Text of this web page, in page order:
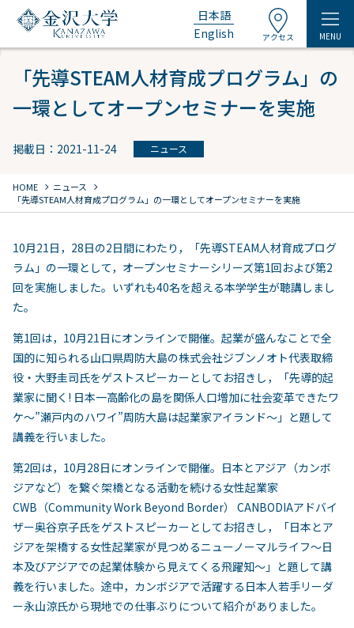
日本語
English
アクセス MENU
「先導STEAM人材育成プログラム」の
一環としてオープンセミナーを実施
掲載日：2021-11-24 ニュース
HOME chevron_right ニュース chevron_right
「先導STEAM人材育成プログラム」の一環としてオープンセミナーを実施
10月21日，28日の2日間にわたり，「先導STEAM人材育成プログ
ラム」の一環として，オープンセミナーシリーズ第1回および第2
回を実施しました。いずれも40名を超える本学学生が聴講しまし
た。
第1回は，10月21日にオンラインで開催。起業が盛んなことで全
国的に知られる山口県周防大島の株式会社ジブンノオト代表取締
役・大野圭司氏をゲストスピーカーとしてお招きし，「先導的起
業家に聞く! 日本一高齢化の島を関係人口増加に社会変革できたワ
ケ～”瀬戸内のハワイ”周防大島は起業家アイランド～」と題して
講義を行いました。
第2回は，10月28日にオンラインで開催。日本とアジア（カンボ
ジアなど）を繋ぐ架橋となる活動を続ける女性起業家
CWB（Community Work Beyond Border） CANBODIAアドバイ
ザー奥谷京子氏をゲストスピーカーとしてお招きし，「日本とア
ジアを架橋する女性起業家が見つめるニューノーマルライフ～日
本及びアジアでの起業体験から見えてくる飛躍知～」と題して講
義を行いました。途中，カンボジアで活躍する日本人若手リーダ
ー永山涼氏から現地での仕事ぶりについて紹介がありました。